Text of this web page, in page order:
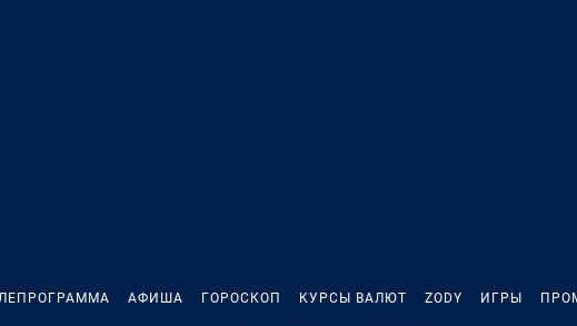
АФИША ГОРОСКОП КУРСЫ ВАЛЮТ ZODY ИГРЫ